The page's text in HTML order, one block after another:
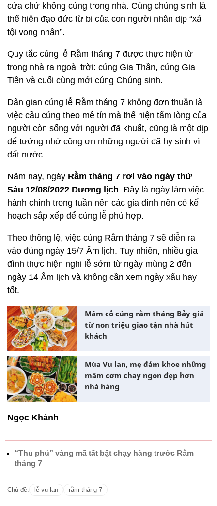
cửa chứ không cúng trong nhà. Cúng chúng sinh là
thể hiện đạo đức từ bi của con người nhân dịp “xá
tội vong nhân”.
Quy tắc cúng lễ Rằm tháng 7 được thực hiện từ
trong nhà ra ngoài trời: cúng Gia Thần, cúng Gia
Tiên và cuối cùng mới cúng Chúng sinh.
Dân gian cúng lễ Rằm tháng 7 không đơn thuần là
việc cầu cúng theo mê tín mà thể hiện tấm lòng của
người còn sống với người đã khuất, cũng là một dịp
để tưởng nhớ công ơn những người đã hy sinh vì
đất nước.
Năm nay, ngày Rằm tháng 7 rơi vào ngày thứ
Sáu 12/08/2022 Dương lịch. Đây là ngày làm việc
hành chính trong tuần nên các gia đình nên có kế
hoạch sắp xếp để cúng lễ phù hợp.
Theo thông lệ, việc cúng Rằm tháng 7 sẽ diễn ra
vào đúng ngày 15/7 Âm lịch. Tuy nhiên, nhiều gia
đình thực hiện nghi lễ sớm từ ngày mùng 2 đến
ngày 14 Âm lịch và không cần xem ngày xấu hay
tốt.
Mâm cỗ cúng rằm tháng Bảy giá
từ non triệu giao tận nhà hút
khách
Mùa Vu lan, mẹ đảm khoe những
mâm cơm chay ngon đẹp hơn
nhà hàng
Ngọc Khánh
“Thủ phủ” vàng mã tất bật chạy hàng trước Rằm
tháng 7
Chủ đề: lễ vu lan rằm tháng 7